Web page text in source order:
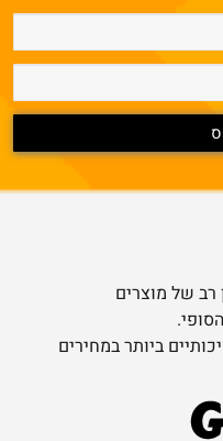
רב של מוצרים
ביותר במחירים